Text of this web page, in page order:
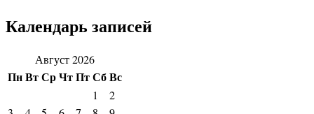
Календарь записей
Август 2026
ПнВтСрЧтПтСбВс
1
2